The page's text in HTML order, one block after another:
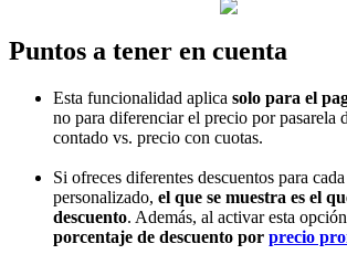
Puntos a tener en cuenta
Esta funcionalidad aplica solo para el
no para diferenciar el precio por pasarela
contado vs. precio con cuotas.
Si ofreces diferentes descuentos para
personalizado, el que se muestra es el
descuento. Además, al activar esta
porcentaje de descuento por precio